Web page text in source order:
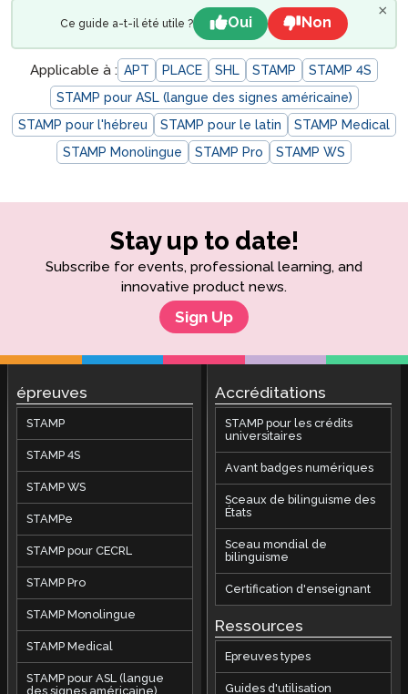
Ce guide a-t-il été utile ? Oui Non
×
Applicable à : APT PLACE SHL STAMP
STAMP 4S
STAMP pour ASL (langue des signes américaine)
STAMP pour l'hébreu
STAMP pour le latin
STAMP Medical
STAMP Monolingue
STAMP Pro STAMP WS
Stay up to date!
Subscribe for events, professional learning, and
innovative product news.
Sign Up
épreuves
STAMP
STAMP 4S
STAMP WS
STAMPe
STAMP pour CECRL
STAMP Pro
STAMP Monolingue
STAMP Medical
STAMP pour ASL (langue
des signes américaine)
Accréditations
STAMP pour les crédits
universitaires
Avant badges numériques
Sceaux de bilinguisme des
États
Sceau mondial de
bilinguisme
Certification d'enseignant
Ressources
Epreuves types
Guides d'utilisation